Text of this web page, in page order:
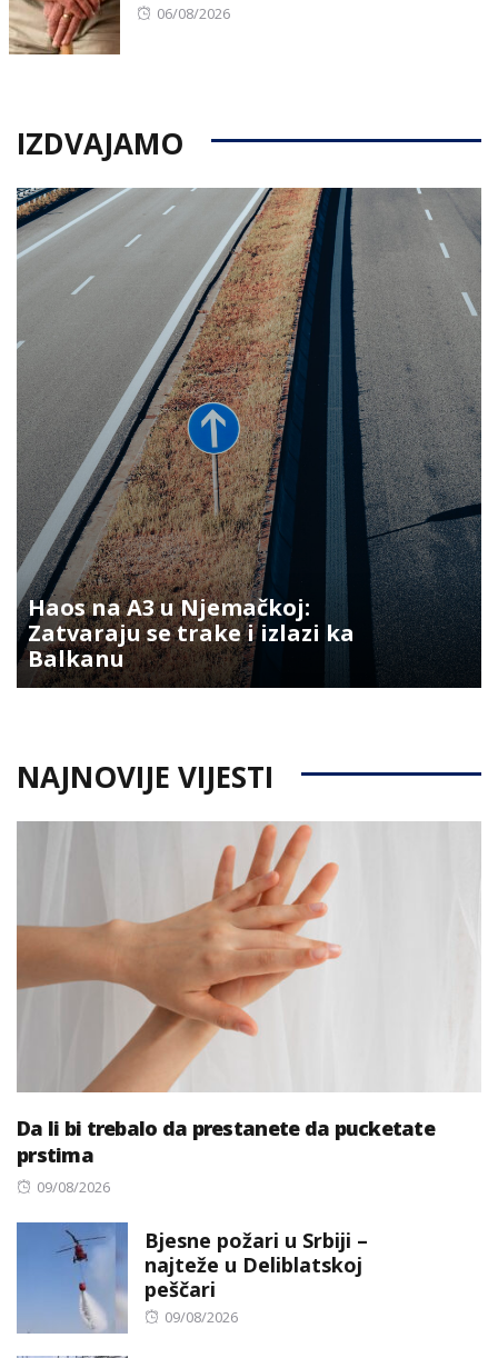
Posted
06/08/2026
IZDVAJAMO
Haos na A3 u Njemačkoj:
Zatvaraju se trake i izlazi ka
Balkanu
NAJNOVIJE VIJESTI
Da li bi trebalo da prestanete da pucketate
prstima
Posted
09/08/2026
Bjesne požari u Srbiji –
najteže u Deliblatskoj
peščari
Posted
09/08/2026